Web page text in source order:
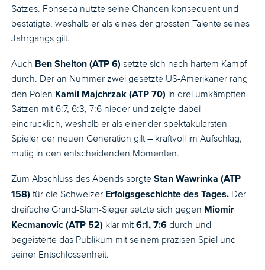
Satzes. Fonseca nutzte seine Chancen konsequent und
bestätigte, weshalb er als eines der grössten Talente seines
Jahrgangs gilt.
Auch Ben Shelton (ATP 6) setzte sich nach hartem Kampf
durch. Der an Nummer zwei gesetzte US-Amerikaner rang
den Polen Kamil Majchrzak (ATP 70) in drei umkämpften
Sätzen mit 6:7, 6:3, 7:6 nieder und zeigte dabei
eindrücklich, weshalb er als einer der spektakulärsten
Spieler der neuen Generation gilt – kraftvoll im Aufschlag,
mutig in den entscheidenden Momenten.
Zum Abschluss des Abends sorgte Stan Wawrinka (ATP
158) für die Schweizer Erfolgsgeschichte des Tages. Der
dreifache Grand-Slam-Sieger setzte sich gegen Miomir
Kecmanovic (ATP 52) klar mit6:1, 7:6 durch und
begeisterte das Publikum mit seinem präzisen Spiel und
seiner Entschlossenheit.